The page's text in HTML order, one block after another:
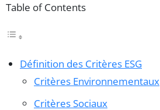
Table of Contents
Définition des Critères ESG
Critères Environnementaux
Critères Sociaux